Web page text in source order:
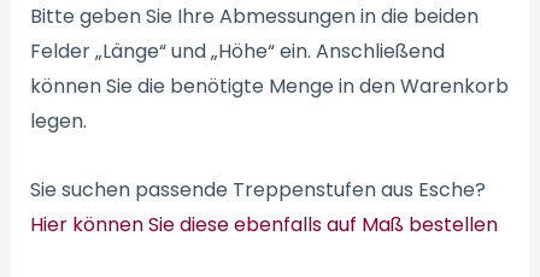
Bitte geben Sie Ihre Abmessungen in die beiden
Felder „Länge“ und „Höhe“ ein. Anschließend
können Sie die benötigte Menge in den Warenkorb
legen.
Sie suchen passende Treppenstufen aus Esche?
Hier können Sie diese ebenfalls auf Maß bestellen